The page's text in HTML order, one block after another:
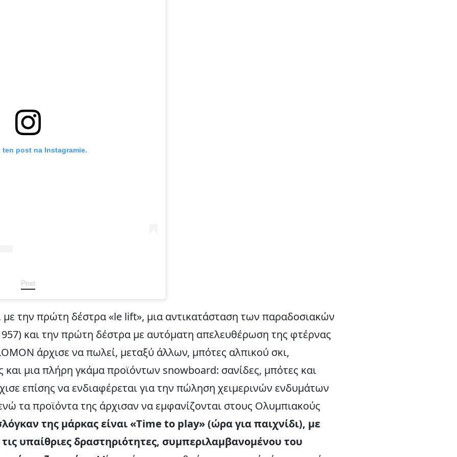
ten post na Instagramie.
Post
την πρώτη δέστρα «le lift», μια αντικατάσταση των παραδοσιακών
και την πρώτη δέστρα με αυτόματη απελευθέρωση της φτέρνας
άρχισε να πωλεί, μεταξύ άλλων, μπότες αλπικού σκι,
μια πλήρη γκάμα προϊόντων snowboard: σανίδες, μπότες και
επίσης να ενδιαφέρεται για την πώληση χειμερινών ενδυμάτων
τα προϊόντα της άρχισαν να εμφανίζονται στους Ολυμπιακούς
της μάρκας είναι «Time to play» (ώρα για παιχνίδι), με
υπαίθριες δραστηριότητες, συμπεριλαμβανομένου του